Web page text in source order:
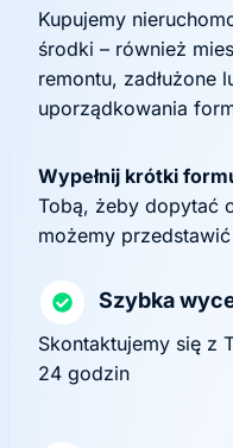
Kupujemy
środki – również
remontu, zadłużone
uporządkowania
Wypełnij krótki
Tobą, żeby dopytać
możemy
Szybka
Skontaktujemy się z
24 godzin